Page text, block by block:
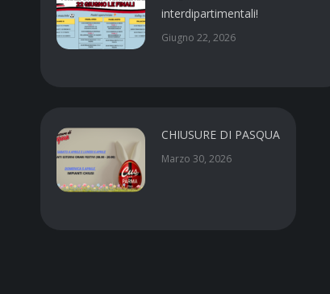
interdipartimentali!
Giugno 22, 2026
CHIUSURE DI PASQUA
Marzo 30, 2026